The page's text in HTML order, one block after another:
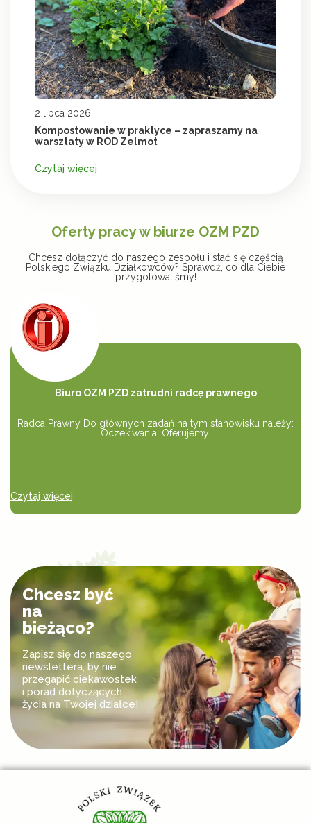
2 lipca 2026
Kompostowanie w praktyce – zapraszamy na
warsztaty w ROD Zelmot
Czytaj więcej
Oferty pracy w biurze OZM PZD
Chcesz dołączyć do naszego zespołu i stać się częścią
Polskiego Związku Działkowców? Sprawdź, co dla Ciebie
przygotowaliśmy!
Biuro OZM PZD zatrudni radcę prawnego
Radca Prawny Do głównych zadań na tym stanowisku należy:
Oczekiwania: Oferujemy:
Czytaj więcej
Chcesz być
na
bieżąco?
Zapisz się do naszego
newslettera, by nie
przegapić ciekawostek
i porad dotyczących
życia na Twojej działce!